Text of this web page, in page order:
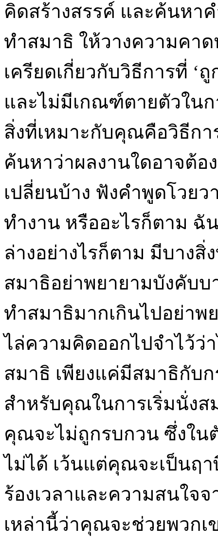
คิดสร้างสรรค์ และค้นหา
ทำสมาธิ ให้วางความคา
เครียดเกี่ยวกับวิธีการที่ ‘
และไม่มีเกณฑ์ตายตัวใน
สิ่งที่เหมาะกับคุณคือวิธีก
ค้นหาว่าผลงานใดอาจต้อ
เปลี่ยนบ้าง ฟังคำพูดโวย
ทำงาน หรืออะไรก็ตาม ฉั
ล่างอย่างไรก็ตาม มีบางสิ่
สมาธิอย่าพยายามบังคับบ
ทำสมาธิมากเกินไปอย่าพ
ไล่ความคิดออกไปจำไว้ว่
สมาธิ เพียงแค่มีสมาธิกับ
สำหรับคุณในการเริ่มนั่งส
คุณจะไม่ถูกรบกวน ซึ่งใน
ไม่ได้ เว้นแต่คุณจะเป็นฤ
ร้องเวลาและความสนใ
เหล่านี้ว่าคุณจะช่วยพวกเ